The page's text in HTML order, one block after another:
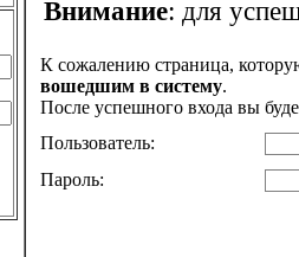
Внимание: для
К сожалению страница,
вошедшим в систему.
После успешного входа вы
Пользователь:
Пароль: